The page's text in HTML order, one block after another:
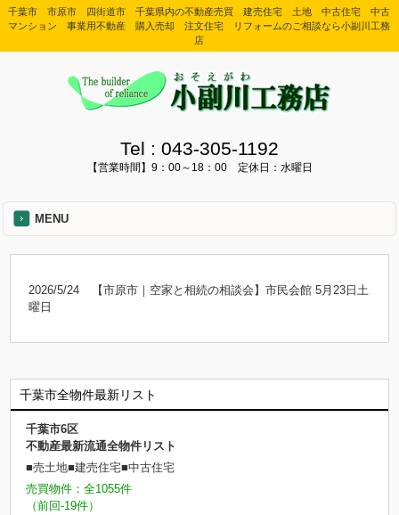
千葉市 市原市 四街道市 千葉県内の不動産売買 建売住宅 土地 中古住宅 中古
マンション 事業用不動産 購入売却 注文住宅 リフォームのご相談なら小副川工務
店
Tel : 043-305-1192
【営業時間】9：00～18：00 定休日：水曜日
MENU
2026/5/24
【市原市｜空家と相続の相談会】市民会館 5月23日土
曜日
千葉市全物件最新リスト
千葉市6区
不動産最新流通全物件リスト
■売土地■建売住宅■中古住宅
売買物件：全1055件
（前回-19件）